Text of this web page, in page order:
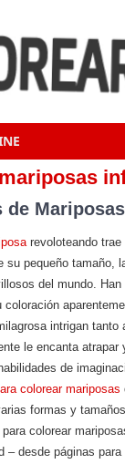
de
revoloteando trae
su pequeño tamaño,
del mundo.
coloración
intrigan tanto
le encanta atrapar
de
colorear mariposas
formas y
colorear
– desde páginas